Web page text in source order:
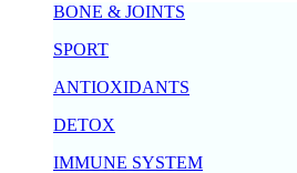
BONE & JOINTS
SPORT
ANTIOXIDANTS
DETOX
IMMUNE SYSTEM